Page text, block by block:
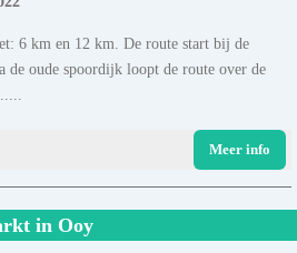
6 km en 12 km. De route start bij de
de oude spoordijk loopt de route over de
Meer info
in Ooy